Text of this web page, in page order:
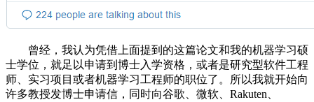
曾经，我认为凭借上面提到的这篇论文和我的机器学习硕
士学位，就足以申请到博士入学资格，或者是研究型软件工程
师、实习项目或者机器学习工程师的职位了。所以我就开始向
许多教授发博士申请信，同时向谷歌、微软、Rakuten、